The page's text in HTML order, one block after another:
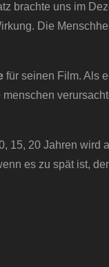
brachte uns im
Die
für seinen Film. Als
15, 20 Jahren wird
es zu spät ist,